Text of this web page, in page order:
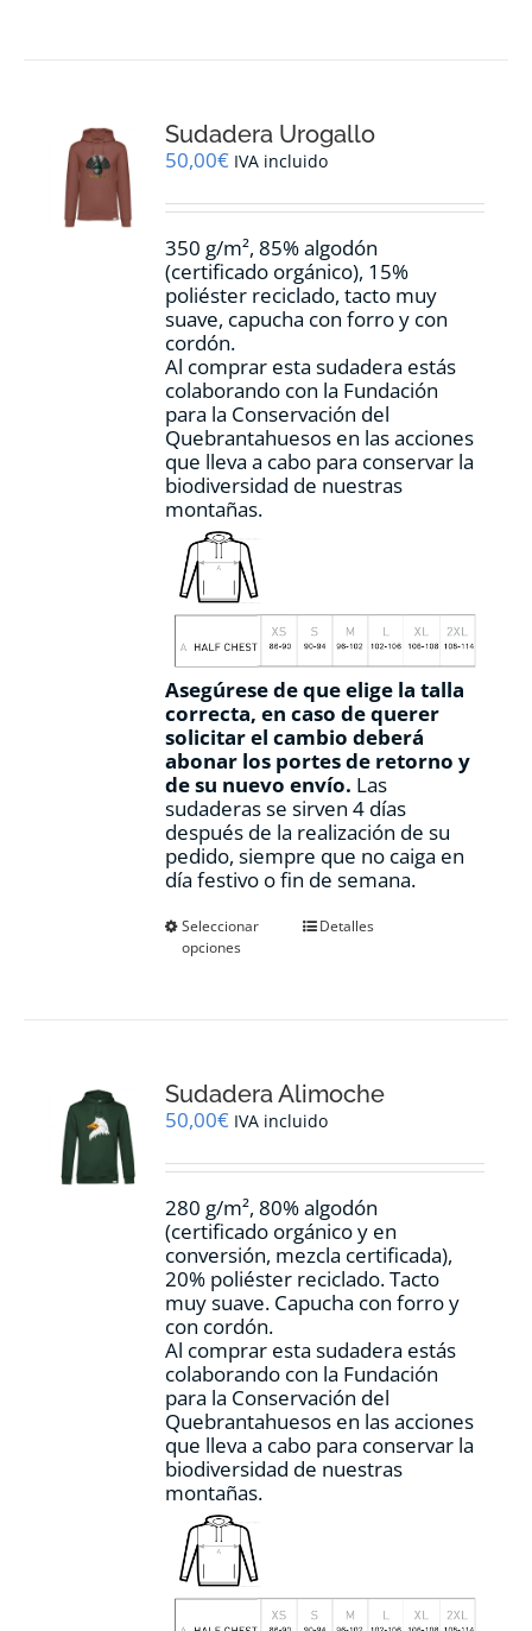
se
pueden
en
página
de
producto
Sudadera Urogallo
50,00€ IVA incluido
350 g/m², 85% algodón
(certificado orgánico), 15%
poliéster reciclado, tacto muy
suave, capucha con forro y con
cordón.
Al comprar esta sudadera estás
colaborando con la Fundación
para la Conservación del
Quebrantahuesos en las acciones
que lleva a cabo para conservar la
biodiversidad de nuestras
montañas.
Asegúrese de que elige la talla
correcta, en caso de querer
solicitar el cambio deberá
abonar los portes de retorno y
de su nuevo envío. Las
sudaderas se sirven 4 días
después de la realización de su
pedido, siempre que no caiga en
día festivo o fin de semana.
Seleccionar
opciones
Este
se
pueden
en
página
de
producto
Detalles
Sudadera Alimoche
50,00€ IVA incluido
280 g/m², 80% algodón
(certificado orgánico y en
conversión, mezcla certificada),
20% poliéster reciclado. Tacto
muy suave. Capucha con forro y
con cordón.
Al comprar esta sudadera estás
colaborando con la Fundación
para la Conservación del
Quebrantahuesos en las acciones
que lleva a cabo para conservar la
biodiversidad de nuestras
montañas.